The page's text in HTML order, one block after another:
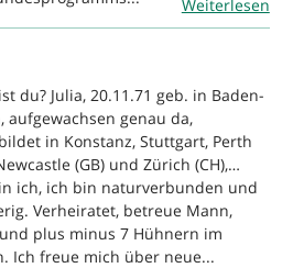
Weiterlesen
du? Julia, 20.11.71 geb. in Baden-
aufgewachsen genau da,
in Konstanz, Stuttgart, Perth
(GB) und Zürich (CH),…
ich, ich bin naturverbunden und
Verheiratet, betreue Mann,
plus minus 7 Hühnern im
Ich freue mich über neue...